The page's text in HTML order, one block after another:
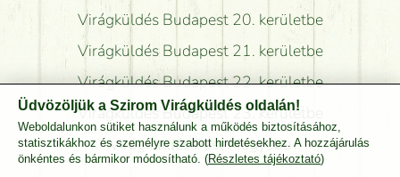
Virágküldés Budapest 20. kerületbe
Virágküldés Budapest 21. kerületbe
Virágküldés Budapest 22. kerületbe
Virágküldés Budapest 23. kerületbe
Virágküldés Pest Megyébe
Üdvözöljük a Szirom Virágküldés oldalán!
Weboldalunkon sütiket használunk a működés biztosításához,
statisztikákhoz és személyre szabott hirdetésekhez. A hozzájárulás
önkéntes és bármikor módosítható. (Részletes tájékoztató)